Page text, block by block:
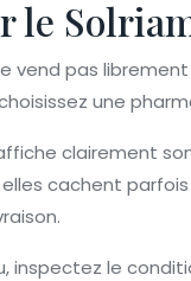
le
vend pas
une
clairement
cachent
inspectez le